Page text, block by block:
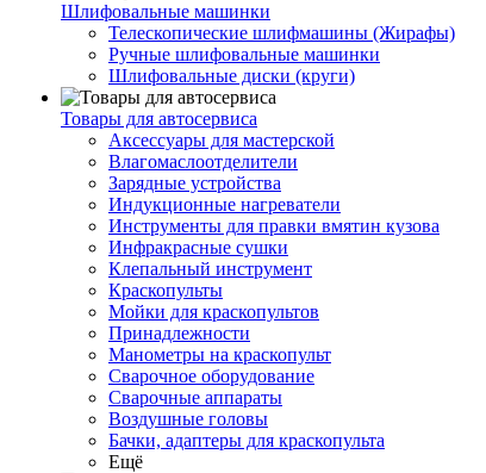
Шлифовальные машинки
Телескопические шлифмашины (Жирафы)
Ручные шлифовальные машинки
Шлифовальные диски (круги)
Товары для автосервиса
Аксессуары для мастерской
Влагомаслоотделители
Зарядные устройства
Индукционные нагреватели
Инструменты для правки вмятин кузова
Инфракрасные сушки
Клепальный инструмент
Краскопульты
Мойки для краскопультов
Принадлежности
Манометры на краскопульт
Сварочное оборудование
Сварочные аппараты
Воздушные головы
Бачки, адаптеры для краскопульта
Ещё